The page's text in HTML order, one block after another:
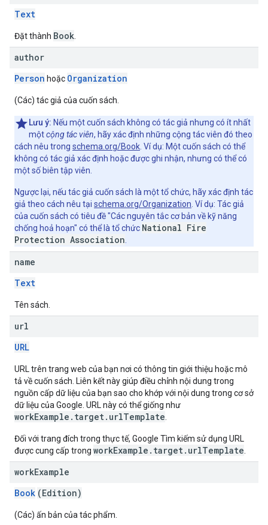
Text
Đặt thành Book
author
Person hoặc Organization
(Các) tác giả của cuốn sách.
Lưu ý: Nếu một cuốn sách không có tác giả nhưng có ít nhất
mộtcộng tác viên, hãy xác định những cộng tác viên đó theo
cách nêu trong schema.org/Book . Ví dụ: Một cuốn sách có thể
không có tác giả xác định hoặc được ghi nhận, nhưng có thể có
một số biên tập viên.
Ngược lại, nếu tác giả cuốn sách là một tổ chức, hãy xác định tác
giả theo cách nêu tại schema.org/Organization . Ví dụ: Tác giả
của cuốn sách có tiêu đề "Các nguyên tắc cơ bản về kỹ năng
chống hoả hoạn" có thể là tổ chức National Fire
Protection Association
name
Text
Tên sách.
url
URL
URL trên trang web của bạn nơi có thông tin giới thiệu hoặc mô
tả về cuốn sách. Liên kết này giúp điều chỉnh nội dung trong
nguồn cấp dữ liệu của bạn sao cho khớp với nội dung trong cơ sở
dữ liệu của Google. URL này có thể giống như
workExample.target.urlTemplate
Đối với trang đích trong thực tế, Google Tìm kiếm sử dụng URL
được cung cấp trong workExample.target.urlTemplate
workExample
Book (Edition)
(Các) ấn bản của tác phẩm.